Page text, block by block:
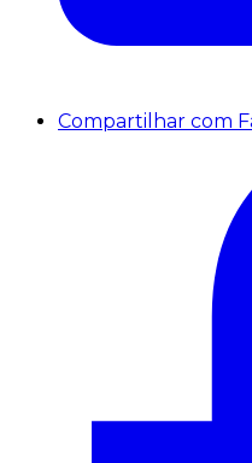
Compartilhar com